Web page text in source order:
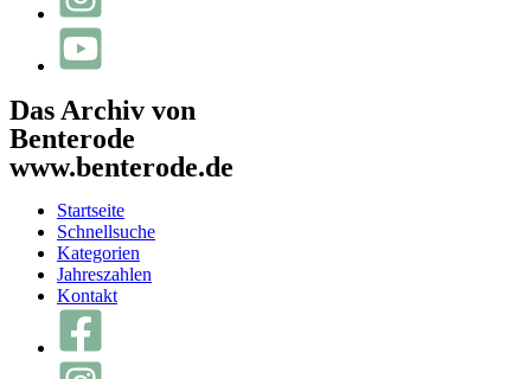
Das Archiv von
Benterode
www.benterode.de
Startseite
Schnellsuche
Kategorien
Jahreszahlen
Kontakt